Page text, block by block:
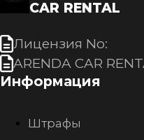
CAR RENTAL
Лицензия No:
ARENDA CAR
Информация
Штрафы